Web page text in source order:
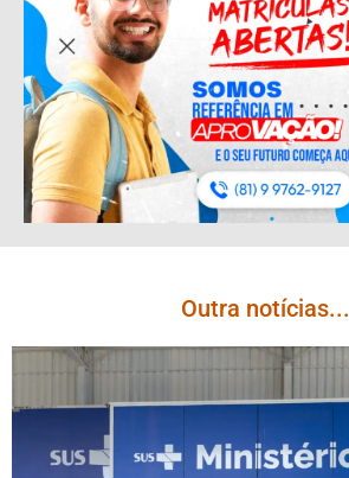
Outra notícias...